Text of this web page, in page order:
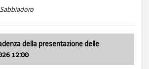
della presentazione delle
12:00